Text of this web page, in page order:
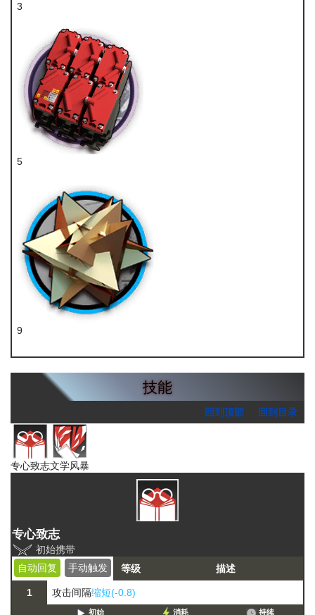
3
5
9
技能
回到顶部 回到目录
专心致志文学风暴
专心致志
初始携带
自动回复
手动触发 等级 描述
1 攻击间隔缩短(-0.8)
初始 消耗 持续